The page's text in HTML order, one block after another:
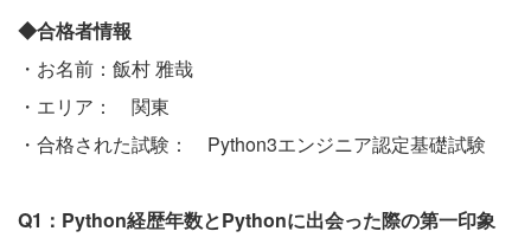
◆合格者情報
・お名前：飯村 雅哉
・エリア： 関東
・合格された試験： Python3エンジニア認定基礎試験
Q1：Python経歴年数とPythonに出会った際の第一印象